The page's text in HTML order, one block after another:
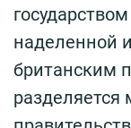
наделенной
британским